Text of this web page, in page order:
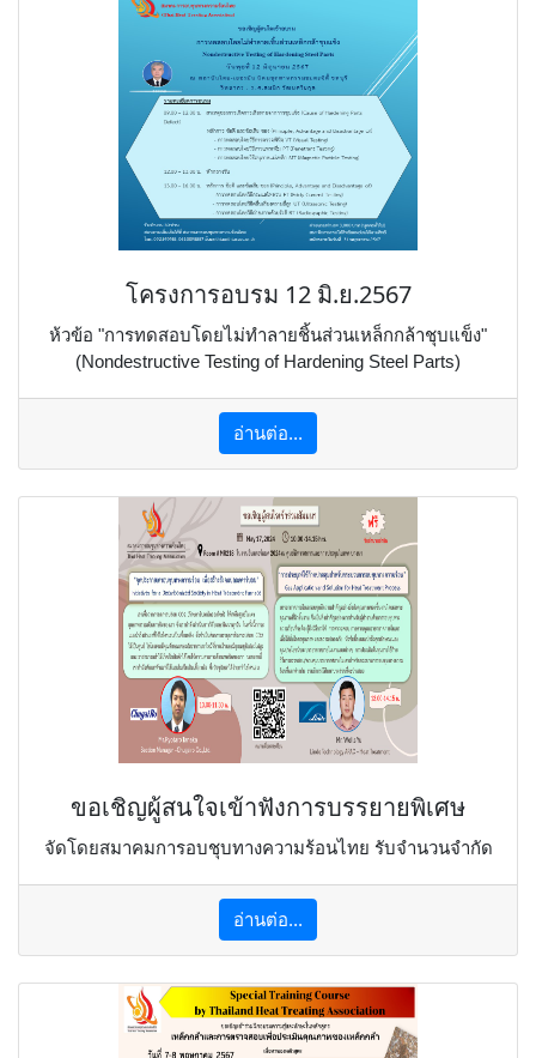
โครงการอบรม 12 มิ.ย.2567
ห้วข้อ "การทดสอบโดยไม่ทำลายชิ้นส่วนเหล็กกล้าชุบแข็ง"
(Nondestructive Testing of Hardening Steel Parts)
อ่านต่อ...
ขอเชิญผู้สนใจเข้าฟังการบรรยายพิเศษ
จัดโดยสมาคมการอบชุบทางความร้อนไทย รับจำนวนจำกัด
อ่านต่อ...